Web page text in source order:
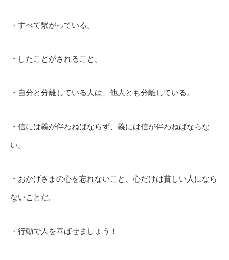
・すべて繋がっている。
・したことがされること。
・自分と分離している人は、他人とも分離している。
・信には義が伴わねばならず、義には信が伴わねばならな
い。
・おかげさまの心を忘れないこと、心だけは貧しい人になら
ないことだ。
・行動で人を喜ばせましょう！